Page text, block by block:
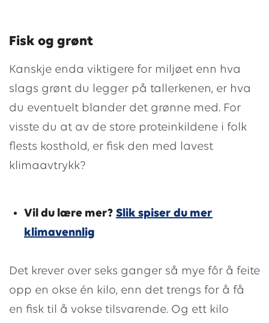
Fisk og grønt
Kanskje enda viktigere for miljøet enn hva
slags grønt du legger på tallerkenen, er hva
du eventuelt blander det grønne med. For
visste du at av de store proteinkildene i folk
flests kosthold, er fisk den med lavest
klimaavtrykk?
Vil du lære mer? Slik spiser du mer
klimavennlig
Det krever over seks ganger så mye fôr å feite
opp en okse én kilo, enn det trengs for å få
en fisk til å vokse tilsvarende. Og ett kilo